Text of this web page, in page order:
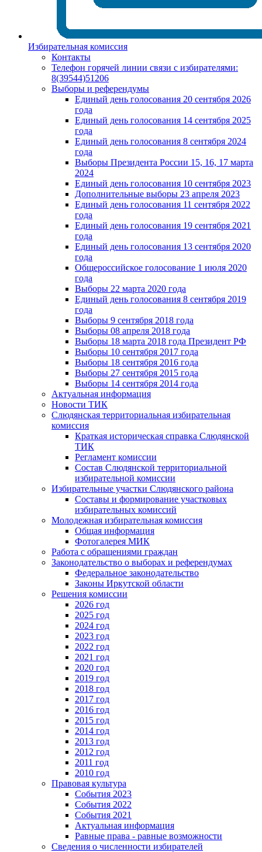
Избирательная комиссия
Контакты
Телефон горячей линии связи с избирателями:
8(39544)51206
Выборы и референдумы
Единый день голосования 20 сентября 2026
года
Единый день голосования 14 сентября 2025
года
Единый день голосования 8 сентября 2024
года
Выборы Президента России 15, 16, 17 марта
2024
Единый день голосования 10 сентября 2023
Дополнительные выборы 23 апреля 2023
Единый день голосования 11 сентября 2022
года
Единый день голосования 19 сентября 2021
года
Единый день голосования 13 сентября 2020
года
Общероссийское голосование 1 июля 2020
года
Выборы 22 марта 2020 года
Единый день голосования 8 сентября 2019
года
Выборы 9 сентября 2018 года
Выборы 08 апреля 2018 года
Выборы 18 марта 2018 года Президент РФ
Выборы 10 сентября 2017 года
Выборы 18 сентября 2016 года
Выборы 27 сентября 2015 года
Выборы 14 сентября 2014 года
Актуальная информация
Новости ТИК
Слюдянская территориальная избирательная
комиссия
Краткая историческая справка Слюдянской
ТИК
Регламент комиссии
Состав Слюдянской территориальной
избирательной комиссии
Избирательные участки Слюдянского района
Составы и формирование участковых
избирательных комиссий
Молодежная избирательная комиссия
Общая информация
Фотогалерея МИК
Работа с обращениями граждан
Законодательство о выборах и референдумах
Федеральное законодательство
Законы Иркутской области
Решения комиссии
2026 год
2025 год
2024 год
2023 год
2022 год
2021 год
2020 год
2019 год
2018 год
2017 год
2016 год
2015 год
2014 год
2013 год
2012 год
2011 год
2010 год
Правовая культура
События 2023
События 2022
События 2021
Актуальная информация
Равные права - равные возможности
Сведения о численности избирателей